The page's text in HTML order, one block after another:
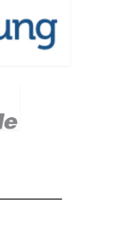
HLF